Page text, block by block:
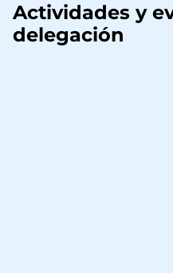
Actividades y
delegación